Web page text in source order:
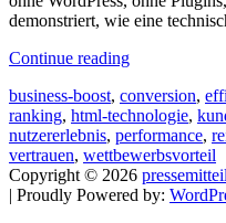
demonstriert, wie eine
Continue reading
business-boost, conversion,
ranking, html-technologie,
nutzererlebnis, performance,
vertrauen, wettbewerbsvorteil
Copyright © 2026
| Proudly Powered by: